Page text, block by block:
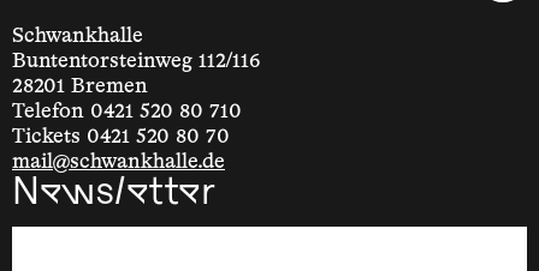
Schwankhalle
Buntentorsteinweg 112/116
28201 Bremen
Telefon 0421 520 80 710
Tickets 0421 520 80 70
mail@schwankhalle.de
Newsletter